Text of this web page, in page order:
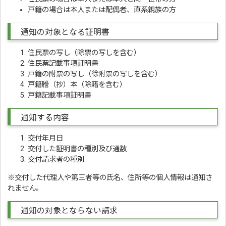
戸籍の場合は本人または配偶者、直系親族の方
通知の対象となる証明書
住民票の写し（除票の写しを含む）
住民票記載事項証明書
戸籍の附票の写し（徐附票の写しを含む）
戸籍謄（抄）本（除籍を含む）
戸籍記載事項証明書
通知する内容
交付年月日
交付した証明書の種別及び通数
交付請求者の種別
※交付した代理人や第三者等の氏名、住所等の個人情報は通知さ
れません。
通知の対象とならない請求